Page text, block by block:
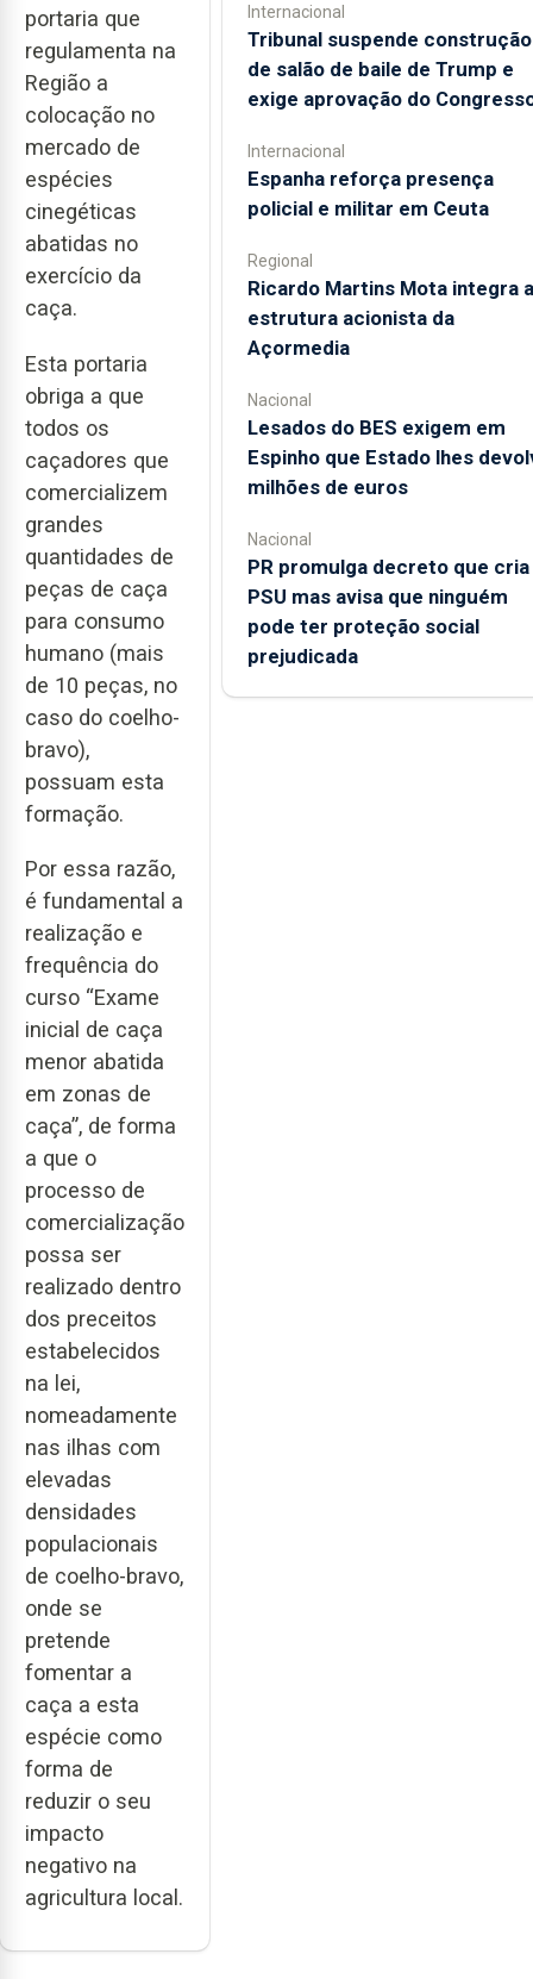
portaria que
regulamenta na
Região a
colocação no
mercado de
espécies
cinegéticas
abatidas no
exercício da
caça.
Esta portaria
obriga a que
todos os
caçadores que
comercializem
grandes
quantidades de
peças de caça
para consumo
humano (mais
de 10 peças, no
caso do coelho-
bravo),
possuam esta
formação.
Por essa razão,
é fundamental a
realização e
frequência do
curso “Exame
inicial de caça
menor abatida
em zonas de
caça”, de forma
a que o
processo de
comercialização
possa ser
realizado dentro
dos preceitos
estabelecidos
na lei,
nomeadamente
nas ilhas com
elevadas
densidades
populacionais
de coelho-bravo,
onde se
pretende
fomentar a
caça a esta
espécie como
forma de
reduzir o seu
impacto
negativo na
agricultura local.
Internacional
Tribunal suspende construção
de salão de baile de Trump e
exige aprovação do
Internacional
Espanha reforça presença
policial e militar em Ceuta
Regional
Ricardo Martins Mota integra a
estrutura acionista da
Açormedia
Nacional
Lesados do BES exigem em
Espinho que Estado lhes
milhões de euros
Nacional
PR promulga decreto que cria
PSU mas avisa que ninguém
pode ter proteção social
prejudicada